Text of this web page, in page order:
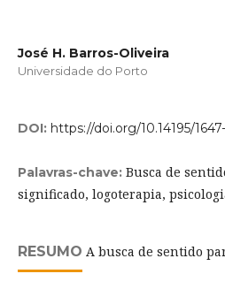
José H. Barros-Oliveira
Universidade do Porto
DOI: https://doi.org/10.14195/
Palavras-chave: Busca de
significado, logoterapia,
RESUMO A busca de sentido